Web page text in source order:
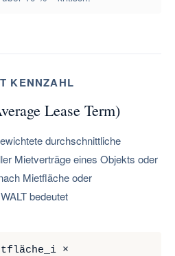
KENNZAHL
Lease Term)
durchschnittliche
Mietverträge eines Objekts oder
Mietfläche oder
bedeutet
×